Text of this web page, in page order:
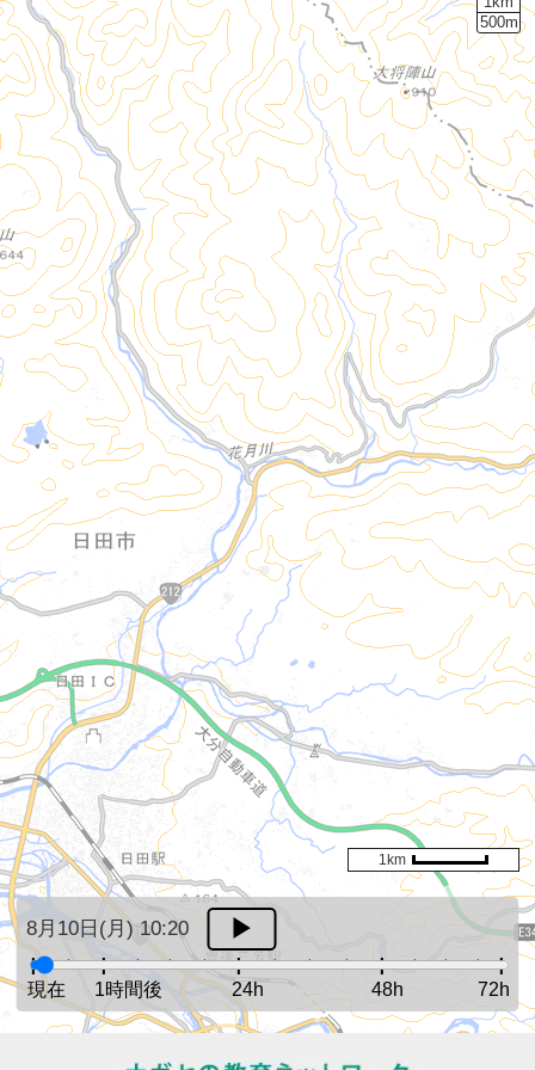
8月10日(月) 10:20
現在 1時間後 24h 48h 72h
1km
500m